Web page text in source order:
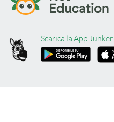
Scarica la App Junker